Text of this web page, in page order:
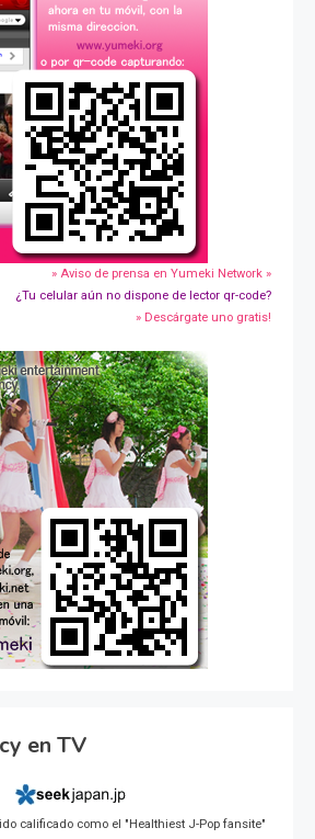
» Aviso de prensa en Yumeki Network »
¿Tu celular aún no dispone de lector qr-code?
» Descárgate uno gratis!
en TV
calificado como el "Healthiest J-Pop fansite"